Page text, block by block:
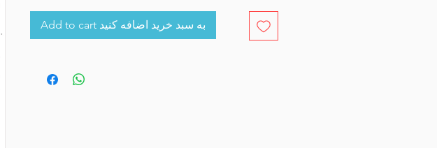
Add to cart به سبد خرید اضافه کنید